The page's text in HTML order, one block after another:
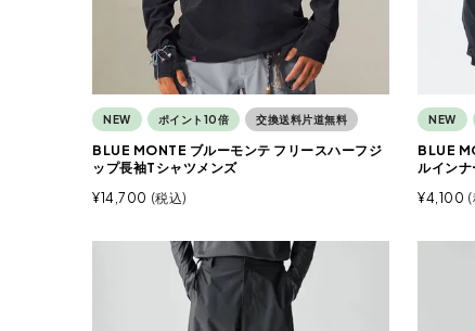
NEW ポイント10倍 交換送料片道無料
BLUE MONTE ブルーモンテ フリースハーフジ
ップ長袖Tシャツメンズ
¥14,700 税込
NEW
BLUE
ルイン
¥4,100